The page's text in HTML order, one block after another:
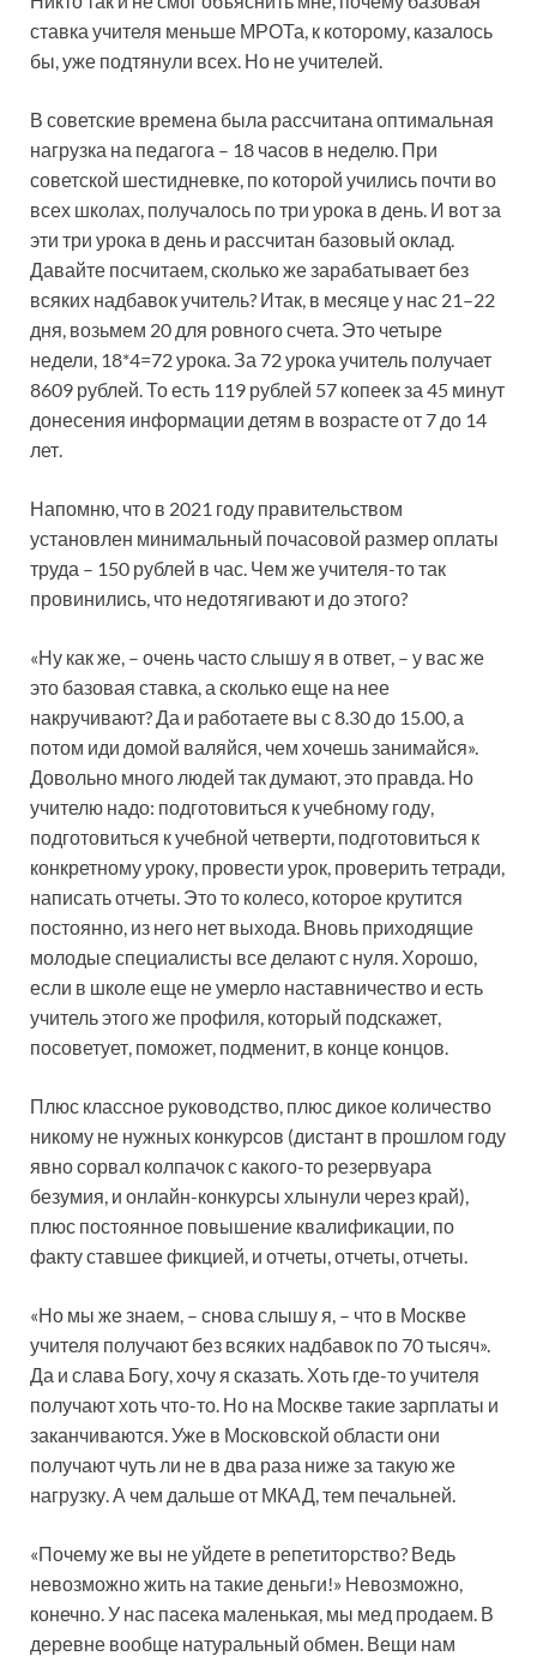
ставка учителя меньше МРОТа, к которому, казалось
бы, уже подтянули всех. Но не учителей.
В советские времена была рассчитана оптимальная
нагрузка на педагога – 18 часов в неделю. При
советской шестидневке, по которой учились почти во
всех школах, получалось по три урока в день. И вот за
эти три урока в день и рассчитан базовый оклад.
Давайте посчитаем, сколько же зарабатывает без
всяких надбавок учитель? Итак, в месяце у нас 21–22
дня, возьмем 20 для ровного счета. Это четыре
недели, 18*4=72 урока. За 72 урока учитель получает
8609 рублей. То есть 119 рублей 57 копеек за 45 минут
донесения информации детям в возрасте от 7 до 14
лет.
Напомню, что в 2021 году правительством
установлен минимальный почасовой размер оплаты
труда – 150 рублей в час. Чем же учителя-то так
провинились, что недотягивают и до этого?
«Ну как же, – очень часто слышу я в ответ, – у вас же
это базовая ставка, а сколько еще на нее
накручивают? Да и работаете вы с 8.30 до 15.00, а
потом иди домой валяйся, чем хочешь занимайся».
Довольно много людей так думают, это правда. Но
учителю надо: подготовиться к учебному году,
подготовиться к учебной четверти, подготовиться к
конкретному уроку, провести урок, проверить тетради,
написать отчеты. Это то колесо, которое крутится
постоянно, из него нет выхода. Вновь приходящие
молодые специалисты все делают с нуля. Хорошо,
если в школе еще не умерло наставничество и есть
учитель этого же профиля, который подскажет,
посоветует, поможет, подменит, в конце концов.
Плюс классное руководство, плюс дикое количество
никому не нужных конкурсов (дистант в прошлом году
явно сорвал колпачок с какого-то резервуара
безумия, и онлайн-конкурсы хлынули через край),
плюс постоянное повышение квалификации, по
факту ставшее фикцией, и отчеты, отчеты, отчеты.
«Но мы же знаем, – снова слышу я, – что в Москве
учителя получают без всяких надбавок по 70 тысяч».
Да и слава Богу, хочу я сказать. Хоть где-то учителя
получают хоть что-то. Но на Москве такие зарплаты и
заканчиваются. Уже в Московской области они
получают чуть ли не в два раза ниже за такую же
нагрузку. А чем дальше от МКАД, тем печальней.
«Почему же вы не уйдете в репетиторство? Ведь
невозможно жить на такие деньги!» Невозможно,
конечно. У нас пасека маленькая, мы мед продаем. В
деревне вообще натуральный обмен. Вещи нам